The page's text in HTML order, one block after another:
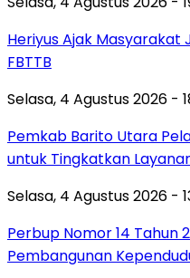
Heriyus Ajak Masyarakat
FBTTB
Selasa, 4 Agustus 2026 -
Pemkab Barito Utara
untuk Tingkatkan
Selasa, 4 Agustus 2026 -
Perbup Nomor 14 Tahun
Pembangunan